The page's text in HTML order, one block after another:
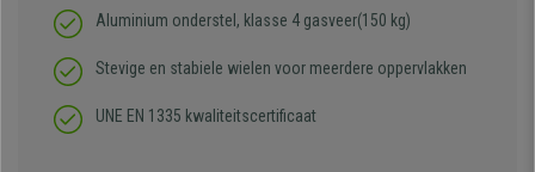
Aluminium onderstel, klasse 4 gasveer(150 kg)
Stevige en stabiele wielen voor meerdere oppervlakken
UNE EN 1335 kwaliteitscertificaat